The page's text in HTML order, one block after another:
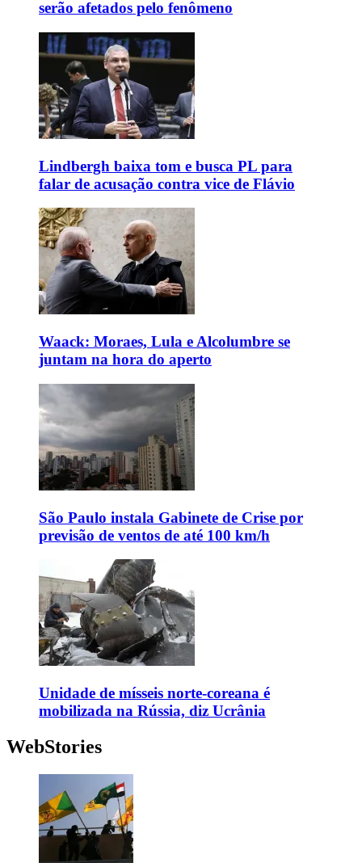
serão afetados pelo fenômeno
Lindbergh baixa tom e busca PL para
falar de acusação contra vice de Flávio
Waack: Moraes, Lula e Alcolumbre se
juntam na hora do aperto
São Paulo instala Gabinete de Crise por
previsão de ventos de até 100 km/h
Unidade de mísseis norte-coreana é
mobilizada na Rússia, diz Ucrânia
WebStories